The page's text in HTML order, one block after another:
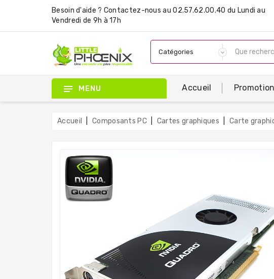
Besoin d'aide ? Contactez-nous au 02.57.62.00.40 du Lundi au
Vendredi de 9h à 17h
MENU Accueil
Accueil Composants PC Cartes graphiques Carte